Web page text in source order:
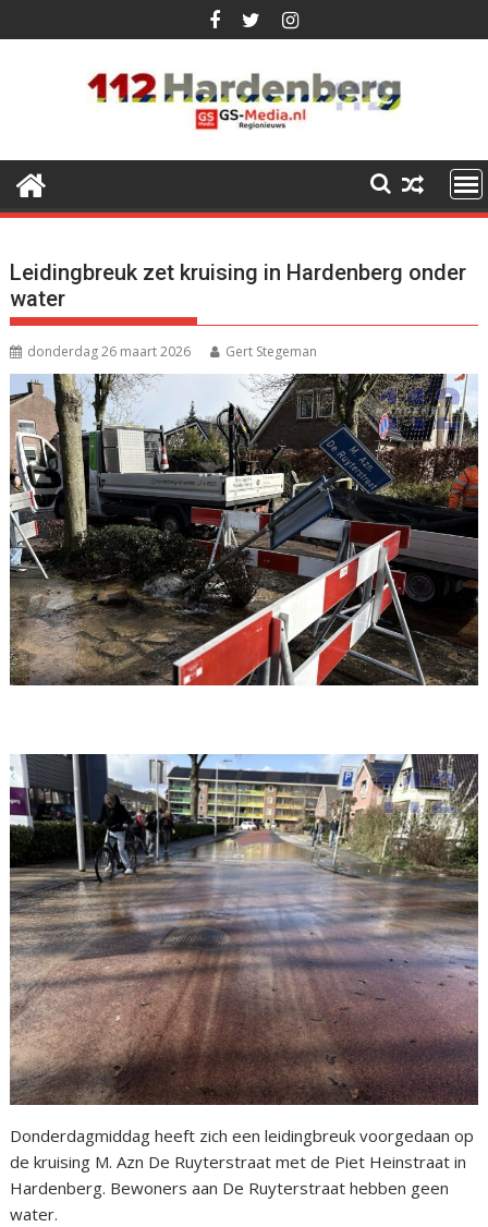
naar
Leidingbreuk zet kruising in Hardenberg onder
water
donderdag 26 maart 2026 Gert Stegeman
Donderdagmiddag heeft zich een leidingbreuk voorgedaan op
de kruising M. Azn De Ruyterstraat met de Piet Heinstraat in
Hardenberg. Bewoners aan De Ruyterstraat hebben geen
water.